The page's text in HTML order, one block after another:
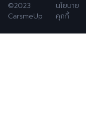
©2023
CarsmeUp
นโยบาย
คุกกี้